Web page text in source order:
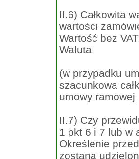
II.6) Całkowita
wartości
Wartość bez VAT:
Waluta:
(w przypadku
szacunkowa
umowy
II.7) Czy
1 pkt 6 i 7 lub w
Określenie
zostaną